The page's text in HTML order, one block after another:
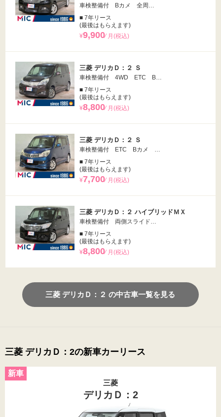
車検整備付 Bカメ 全周…
■ 7年リース
(最後はもらえます)
¥9,900⁄ 月(税込)
三菱 デリカＤ：２ Ｓ
車検整備付 4WD ETC B…
■ 7年リース
(最後はもらえます)
¥8,800⁄ 月(税込)
三菱 デリカＤ：２ Ｓ
車検整備付 ETC Bカメ …
■ 7年リース
(最後はもらえます)
¥7,700⁄ 月(税込)
三菱 デリカＤ：２ ハイブリッドＭＸ
車検整備付 両側スライド…
■ 7年リース
(最後はもらえます)
¥8,800⁄ 月(税込)
三菱 デリカＤ：２ の中古車一覧を見る
三菱 デリカＤ：2の新車カーリース
三菱
デリカＤ：2